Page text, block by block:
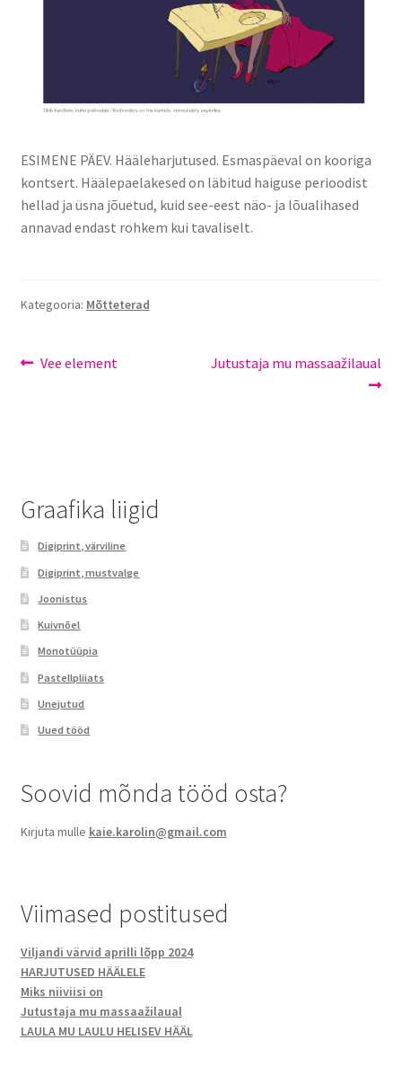
ESIMENE PÄEV. Hääleharjutused. Esmaspäeval on kooriga
kontsert. Häälepaelakesed on läbitud haiguse perioodist
hellad ja üsna jõuetud, kuid see-eest näo- ja lõualihased
annavad endast rohkem kui tavaliselt.
Kategooria: Mõtteterad
Vee element Jutustaja mu massaažilaual
Graafika liigid
Digiprint, värviline​
Digiprint, mustvalge​
Joonistus
Kuivnõel
Monotüüpia​
Pastellpliiats
Unejutud​
Uued tööd​
Soovid mõnda tööd osta?
Kirjuta mulle kaie.karolin@gmail.com
Viimased postitused
Viljandi värvid aprilli lõpp 2024
HARJUTUSED HÄÄLELE
Miks niiviisi on
Jutustaja mu massaažilaual
LAULA MU LAULU HELISEV HÄÄL